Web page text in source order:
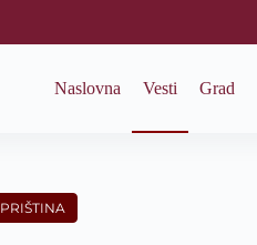
Naslovna Vesti Grad
PRIŠTINA